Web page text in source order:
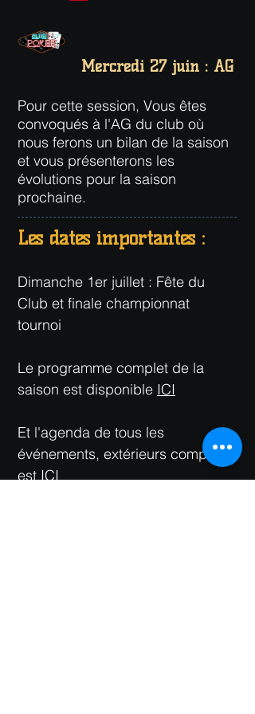
Mercredi 27 juin : AG
Pour cette session, Vous êtes
convoqués à l'AG du club où
nous ferons un bilan de la saison
et vous présenterons les
évolutions pour la saison
prochaine.
Les dates importantes :
Dimanche 1er juillet : Fête du
Club et finale championnat
tournoi
Le programme complet de la
saison est disponible ICI
Et l'agenda de tous les
événements, extérieurs compris,
estICI